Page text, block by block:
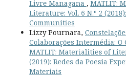
Livre Managana , MATLIT:
Literature: Vol. 6 N.º 2
Communities
Lizzy Pournara,
Colaborações Intermédia: O
MATLIT: Materialities of
(2019): Redes da Poesia
Materiais